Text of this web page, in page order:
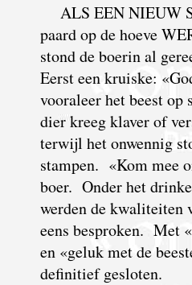
ALS EEN NIEUW
paard op de hoeve
stond de boerin al
Eerst een kruiske:
vooraleer het beest
dier kreeg klaver of
terwijl het onwennig
stampen. «Kom mee
boer. Onder het
werden de kwaliteiten
eens besproken. Met
en «geluk met de
definitief gesloten.